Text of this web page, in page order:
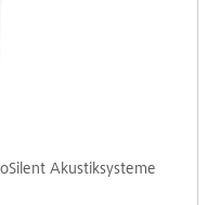
Akustiksysteme